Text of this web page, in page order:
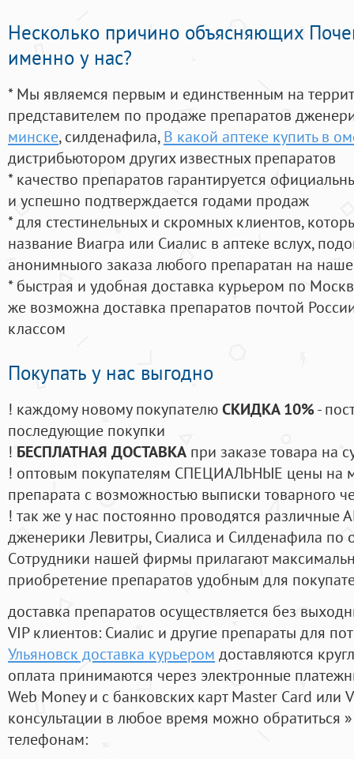
Несколько причино объясняющих
именно у нас?
* Мы являемся первым и единственным на
представителем по продаже препаратов
минске, силденафила, В какой аптеке купить в
дистрибьютором других известных препаратов
* качество препаратов гарантируется
и успешно подтверждается годами продаж
* для стестинельных и скромных клиентов,
название Виагра или Сиалис в аптеке вслух,
анонимныого заказа любого препаратан на
* быстрая и удобная доставка курьером по
же возможна доставка препаратов почтой
классом
Покупать у нас выгодно
! каждому новому покупателюСКИДКА 10%-
последующие покупки
! БЕСПЛАТНАЯ ДОСТАВКА при заказе товара на
! оптовым покупателям СПЕЦИАЛЬНЫЕ цены на
препарата с возможностью выписки товарного
! так же у нас постоянно проводятся
дженерики Левитры, Сиалиса и Силденафила по
Cотрудники нашей фирмы прилагают
приобретение препаратов удобным для
доставка препаратов осуществляется без
VIP клиентов: Сиалис и другие препараты для
Ульяновск доставка курьером доставляются
оплата принимаются через электронные
Web Money и с банковских карт Master Card или
консультации в любое время можно обратиться
телефонам: